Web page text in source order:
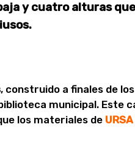
y cuatro alturas
, construido a finales de
municipal. Este
los materiales de URSA